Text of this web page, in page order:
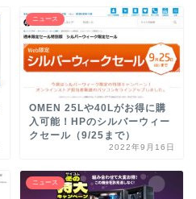
ニュース
OMEN 25Lや40Lがお得に購
入可能！HPのシルバーウィー
クセール（9/25まで）
2022年9月16日
ニュース